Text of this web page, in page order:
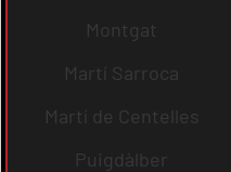
Montgat
Martí Sarroca
Martí de Centelles
Puigdàlber